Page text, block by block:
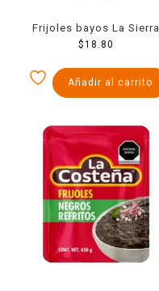
Frijoles bayos La Sierra
refritos en bolsa 516 g
$18.80
Añadir al carrito